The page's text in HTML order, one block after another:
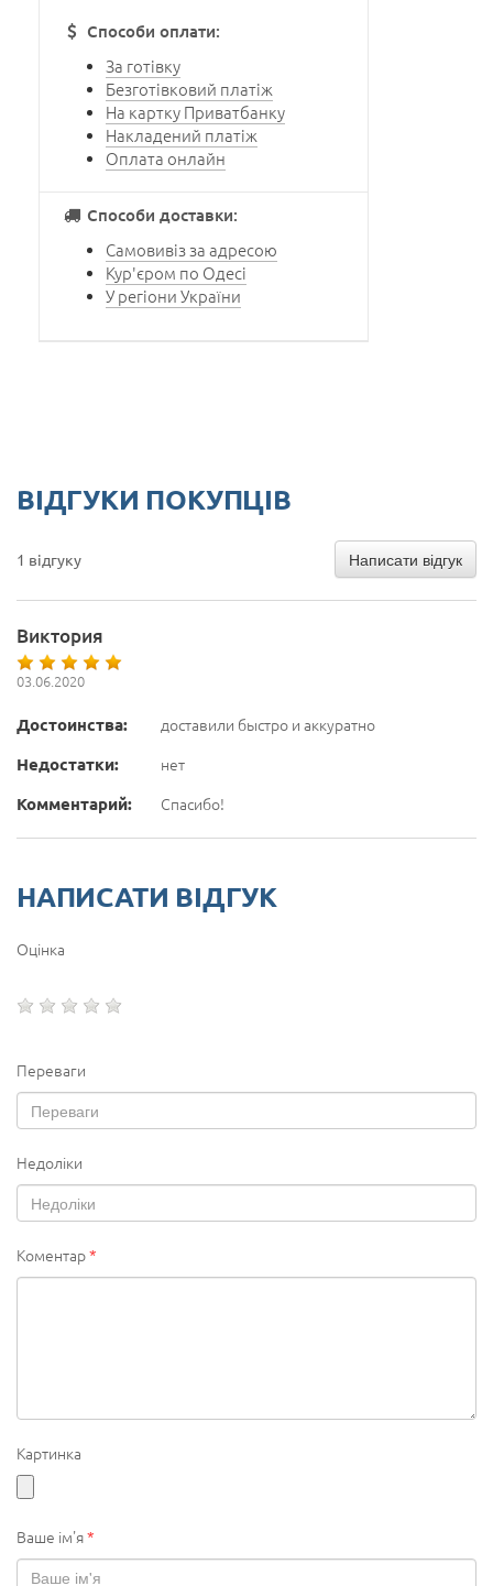
Способи оплати:
За готівку
Безготівковий платіж
На картку Приватбанку
Накладений платіж
Оплата онлайн
Способи доставки:
Самовивіз за адресою
Кур'єром по Одесі
У регіони України
ВІДГУКИ ПОКУПЦІВ
1 відгуку Написати відгук
Виктория
03.06.2020
Достоинства:
доставили быстро и аккуратно
Недостатки:
нет
Комментарий:
Спасибо!
НАПИСАТИ ВІДГУК
Оцінка
Переваги
Недоліки
Коментар*
Картинка
Ваше ім'я*